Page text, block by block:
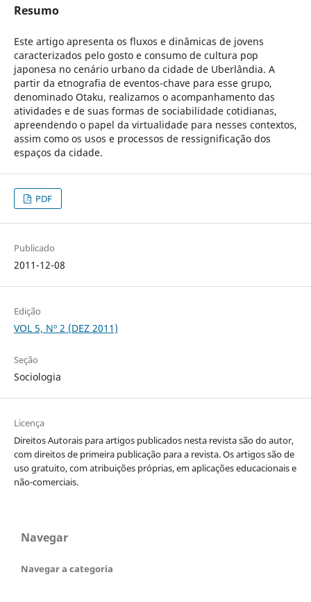
Resumo
Este artigo apresenta os fluxos e dinâmicas de jovens
caracterizados pelo gosto e consumo de cultura pop
japonesa no cenário urbano da cidade de Uberlândia. A
partir da etnografia de eventos-chave para esse grupo,
denominado Otaku, realizamos o acompanhamento das
atividades e de suas formas de sociabilidade cotidianas,
apreendendo o papel da virtualidade para nesses contextos,
assim como os usos e processos de ressignificação dos
espaços da cidade.
PDF
Publicado
2011-12-08
Edição
VOL 5, Nº 2 (DEZ 2011)
Seção
Sociologia
Licença
Direitos Autorais para artigos publicados nesta revista são do autor,
com direitos de primeira publicação para a revista. Os artigos são de
uso gratuito, com atribuições próprias, em aplicações educacionais e
não-comerciais.
Navegar
Navegar a categoria